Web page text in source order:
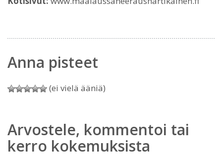
Anna pisteet
(ei vielä ääniä)
Arvostele, kommentoi tai
kerro kokemuksista